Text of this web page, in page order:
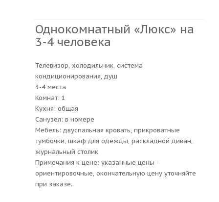
Однокомнатный «Люкс» на
3-4 человека
Телевизор, холодильник, система
кондиционирования, душ
3-4 места
Комнат: 1
Кухня: общая
Санузел: в номере
Мебель: двуспальная кровать, прикроватные
тумбочки, шкаф для одежды, раскладной диван,
журнальный столик
Примечания к цене: указанные цены -
ориентировочные, окончательную цену уточняйте
при заказе.